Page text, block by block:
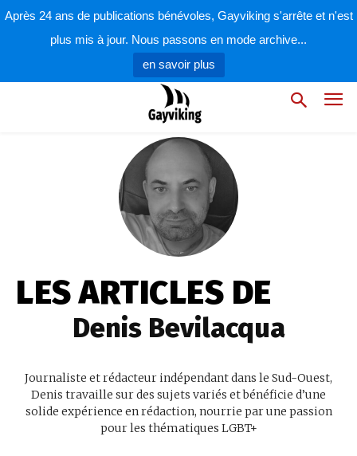
Après 24 ans de publications bénévoles, Gayviking s'arrête et n'est
plus mis à jour. Nous passons en mode archive...
en savoir plus
LES ARTICLES DE
Denis Bevilacqua
Journaliste et rédacteur indépendant dans le Sud-Ouest,
Denis travaille sur des sujets variés et bénéficie d’une
solide expérience en rédaction, nourrie par une passion
pour les thématiques LGBT+